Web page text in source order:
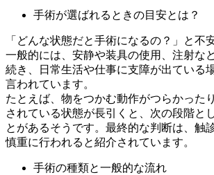
手術が選ばれるときの目安とは？
「どんな状態だと手術になるの？」と不
一般的には、安静や装具の使用、注射な
続き、日常生活や仕事に支障が出ている
言われています。
たとえば、物をつかむ動作がつらかった
されている状態が長引くと、次の段階と
とがあるそうです。最終的な判断は、触
慎重に行われると紹介されています。
手術の種類と一般的な流れ